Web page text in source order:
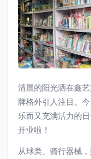
清晨的阳光洒在鑫
牌格外引人注目。
乐而又充满活力的
开业啦！
从球类、骑行器械